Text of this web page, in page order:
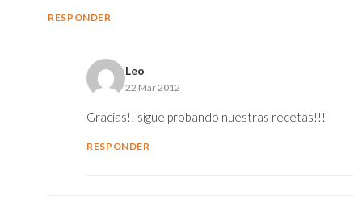
RESPONDER
Leo
22 Mar 2012
Gracias!! sigue probando nuestras recetas!!!
RESPONDER